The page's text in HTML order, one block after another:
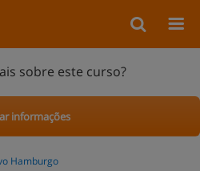
sobre este curso?
informações
Hamburgo